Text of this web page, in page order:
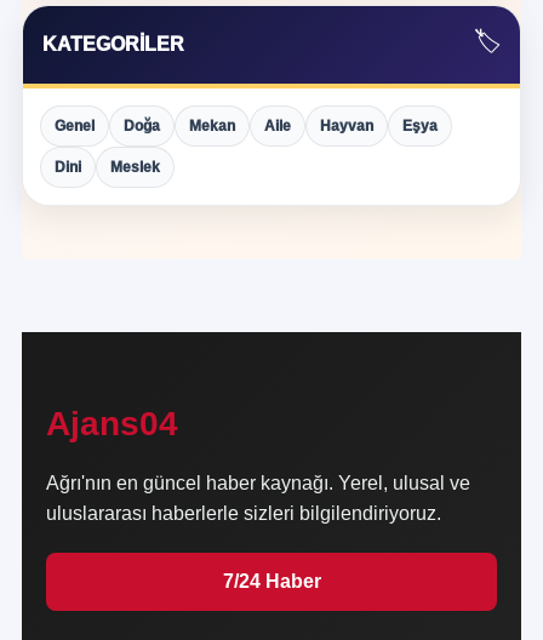
KATEGORILER 🏷️
Genel Doğa Mekan Aile Hayvan Eşya
Dini Meslek
Ajans04
Ağrı'nın en güncel haber kaynağı. Yerel, ulusal ve
uluslararası haberlerle sizleri bilgilendiriyoruz.
7/24 Haber